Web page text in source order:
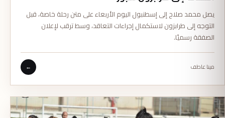
يصل محمد صلاح إلى إسطنبول اليوم الأربعاء على متن رحلة خاصة، قبل
التوجه إلى طرابزون لاستكمال إجراءات التعاقد، وسط ترقب لإعلان
الصفقة رسميًا.
مينا عاطف ←